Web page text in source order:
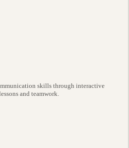
skills through interactive
and teamwork.